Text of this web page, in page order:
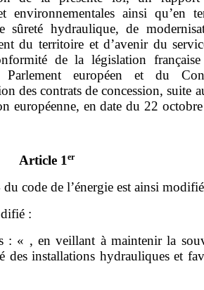
environnementales ainsi qu’en
sûreté hydraulique, de
du territoire et d’avenir du
de la législation
européen et du
des contrats de concession, suite
européenne, en date du 22
Article 1er
code de l’énergie est ainsi
:
: « , en veillant à maintenir la
des installations hydrauliques et